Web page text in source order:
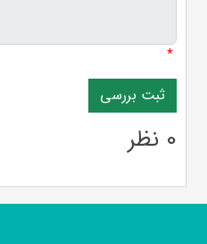
*
0 نظر